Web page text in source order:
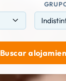
Buscar